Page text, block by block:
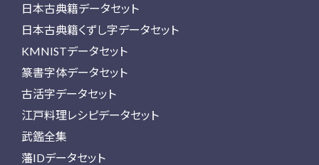
日本古典籍データセット
日本古典籍くずし字データセット
KMNISTデータセット
篆書字体データセット
古活字データセット
江戸料理レシピデータセット
武鑑全集
藩IDデータセット